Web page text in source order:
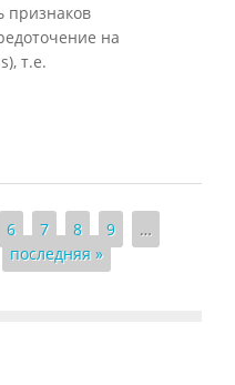
признаков
на
т.е.
6 7 8 9
…
последняя »